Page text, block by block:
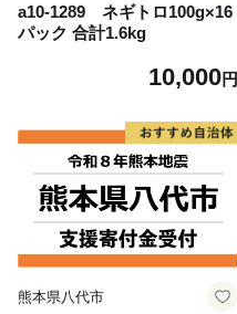
a10-1289 ネギトロ100g×16
パック 合計1.6kg
10,000円
熊本県八代市